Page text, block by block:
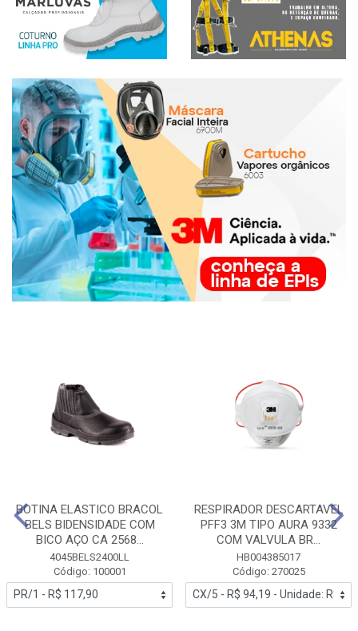
BOTINA ELASTICO BRACOL
BELS BIDENSIDADE COM
BICO AÇO CA 2568...
4045BELS2400LL
Código: 100001
RESPIRADOR DESCARTAVEL
PFF3 3M TIPO AURA 9332
COM VALVULA BR...
HB004385017
Código: 270025